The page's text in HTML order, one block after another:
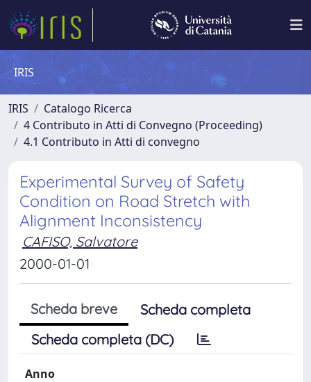
IRIS
IRIS
Catalogo Ricerca
4 Contributo in Atti di Convegno (Proceeding)
4.1 Contributo in Atti di convegno
Experimental Survey of Safety
Condition on Road Stretch with
Alignment Inconsistency
CAFISO, Salvatore
2000-01-01
Scheda breve
Scheda completa
Scheda completa (DC)
Anno